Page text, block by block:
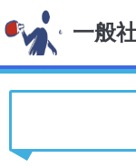
一般